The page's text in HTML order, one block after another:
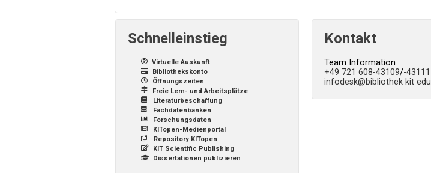
Schnelleinstieg
Virtuelle Auskunft
Bibliothekskonto
Öffnungszeiten
Freie Lern- und Arbeitsplätze
Literaturbeschaffung
Fachdatenbanken
Forschungsdaten
KITopen-Medienportal
Repository KITopen
KIT Scientific Publishing
Dissertationen publizieren
Kontakt
Team Information
+49 721 608-43109/-43111
infodesk@bibliothek kit edu